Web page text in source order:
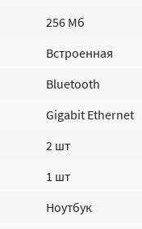
256 Мб
Встроенная
Bluetooth
Gigabit Ethernet
2 шт
1 шт
Ноутбук